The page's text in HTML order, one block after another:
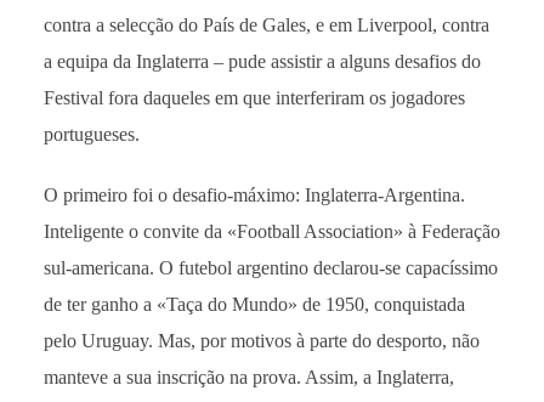
contra a selecção do País de Gales, e em Liverpool, contra
a equipa da Inglaterra – pude assistir a alguns desafios do
Festival fora daqueles em que interferiram os jogadores
portugueses.
O primeiro foi o desafio-máximo: Inglaterra-Argentina.
Inteligente o convite da «Football Association» à Federação
sul-americana. O futebol argentino declarou-se capacíssimo
de ter ganho a «Taça do Mundo» de 1950, conquistada
pelo Uruguay. Mas, por motivos à parte do desporto, não
manteve a sua inscrição na prova. Assim, a Inglaterra,